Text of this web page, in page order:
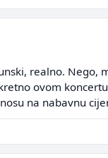
realno. Nego,
ovom
na nabavnu